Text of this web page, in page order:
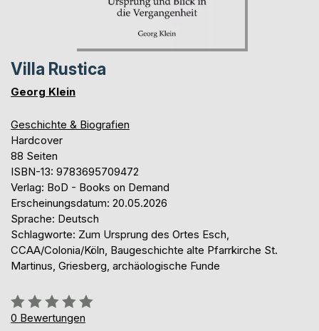
Villa Rustica
Georg Klein
Geschichte & Biografien
Hardcover
88 Seiten
ISBN-13: 9783695709472
Verlag: BoD - Books on Demand
Erscheinungsdatum: 20.05.2026
Sprache: Deutsch
Schlagworte: Zum Ursprung des Ortes Esch,
CCAA/Colonia/Köln, Baugeschichte alte Pfarrkirche St.
Martinus, Griesberg, archäologische Funde
Bewertung::
0%
0 Bewertungen